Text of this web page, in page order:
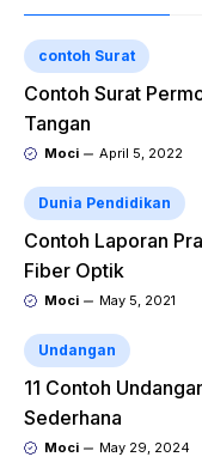
contoh Surat
Contoh Surat
Tangan
Moci April 5, 2022
Dunia Pendidikan
Contoh Laporan
Fiber Optik
Moci May 5, 2021
Undangan
11 Contoh
Sederhana
Moci May 29, 2024